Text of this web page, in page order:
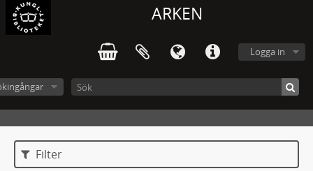
ARKEN
Logga in
Filter